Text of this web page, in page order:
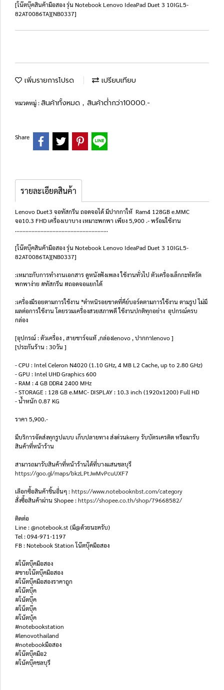
[โน๊ตบุ๊คสินค้ามือสอง รุ่น Notebook Lenovo IdeaPad Duet 3 10IGL5-
82AT0086TA][NB0337]
เพิ่มรายการโปรด เปรียบเทียบ
หมวดหมู่ :สินค้าทั้งหมด , สินค้าต่ำกว่า10000.-
Share
รายละเอียดสินค้า
Lenovo Duet3 จอทัสกรีน ถอดจอได้ มีปากกาให้ Ram4 128GB e.MMC
จอ10.3 FHD เครื่องเบาบาง เหมาะพกพา เพียง 5,900 .- พร้อมใช้งาน
..............................................................
[โน๊ตบุ๊คสินค้ามือสอง รุ่น Notebook Lenovo IdeaPad Duet 3 10IGL5-
82AT0086TA][NB0337]
:เหมาะกับการทำงานเอกสาร ดูหนังฟังเพลง ใช้งานทั่วไป ตัวเครื่องเล็กกะทัดรัด
พกพาง่าย #ทัสกรีน #ถอดจอแยกได้
:เครื่องมีรอยตามการใช้งาน *ตำหนิรอยขาดที่คีย์บอร์ดตามการใช้งาน ตามรูป ไม่มี
ผลต่อการใช้งาน โดยรวมเครื่องสวยสภาพดี ใช้งานปกติทุกอย่าง อุปกรณ์ครบ
กล่อง
[อุปกรณ์ : ตัวเครื่อง , สายชาร์จแท้ ,กล่องlenovo , ปากกาlenovo ]
[ประกันร้าน : 30วัน ]
- CPU : Intel Celeron N4020 (1.10 GHz, 4 MB L2 Cache, up to 2.80 GHz)
- GPU : Intel UHD Graphics 600
- RAM : 4 GB DDR4 2400 MHz
- STORAGE : 128 GB e.MMC- DISPLAY : 10.3 inch (1920x1200) Full HD
- น้ำหนัก 0.87 KG
ราคา 5,900.-
มีบริการจัดส่งทุกรูปแบบ เก็บปลายทาง ส่งด่วนkerry รับบัตรเครดิต หรือมารับ
สินค้าที่หน้าร้าน
สามารถมารับสินค้าที่หน้าร้านได้ที่บางแสนชลบุรี
https://goo.gl/maps/bkzLPtJwMvPcuUXF7
เลือกซื้อสินค้าชิ้นอื่นๆ :https://www.notebooknbst.com/category
สั่งซื้อสินค้าผ่าน Shopee :https://shopee.co.th/shop/79668582/
ติดต่อ
Line : @notebook.st (มี@ด้วยนะครับ)
Tel : 094-971-1197
FB : Notebook Station โน๊ตบุ๊คมือสอง
#โน๊ตบุ๊คมือสอง
#ขายโน๊ตบุ๊คมือสอง
#โน๊ตบุ๊คมือสองราคาถูก
#โน๊ตบุ๊ค
#โน้ตบุ๊ค
#โน็ตบุ๊ค
#โน้ตบุ้ค
#notebookstation
#lenovothailand
#notebookมือสอง
#โน๊ตบุ๊คมือ2
#โน้คบุ๊คชลบุรี